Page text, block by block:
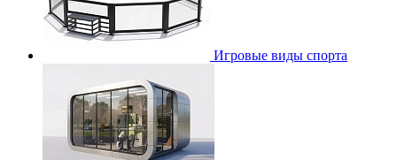
Игровые виды спорта